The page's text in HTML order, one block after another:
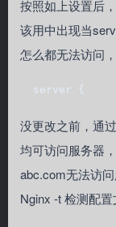
按照如上设置后
该用中出现当
怎么都无法访问
server {
没更改之前，通
均可访问服务器
abc.com无法访
Nginx -t 检测配置